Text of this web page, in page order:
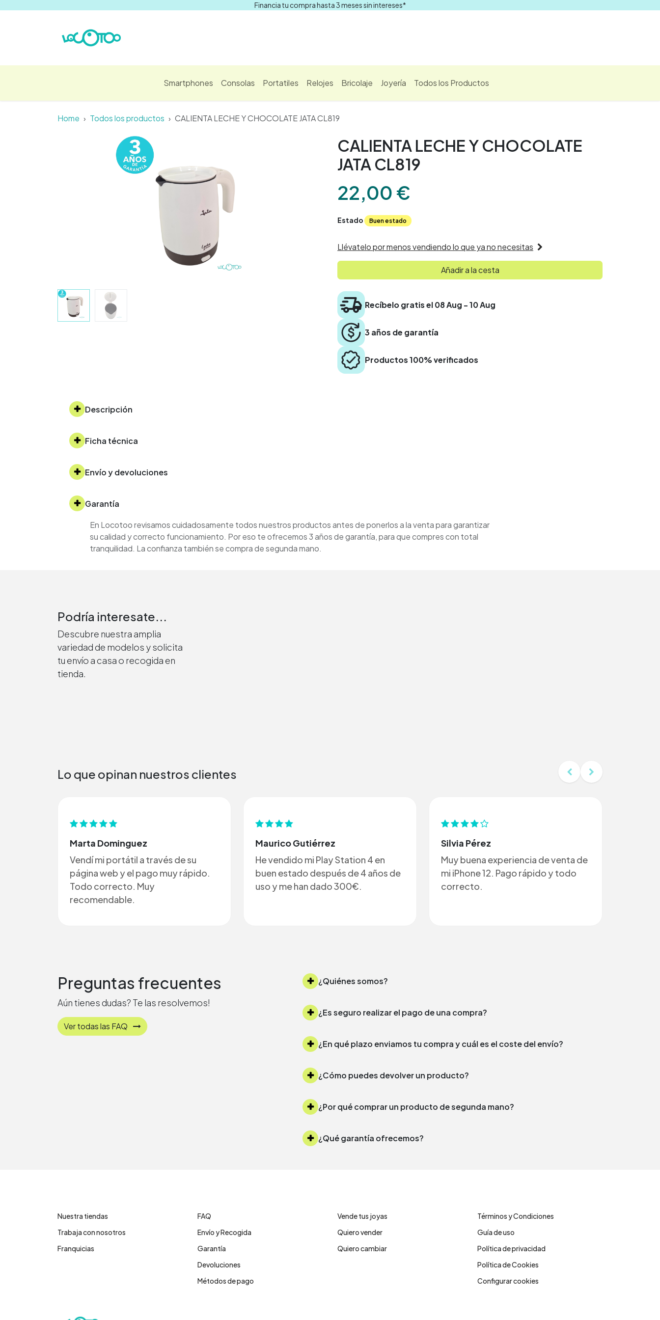
Financia tu compra hasta 3 meses sin intereses*
Smartphones Consolas Portatiles Relojes Bricolaje Joyería Todos los Productos
Home Todos los productos CALIENTA LECHE Y CHOCOLATE JATA CL819
CALIENTA LECHE Y CHOCOLATE
JATA CL819
22,00 €
Estado Buen estado
Llévatelo por menos vendiendo lo que ya no necesitas
Añadir a la cesta
Recíbelo gratis el 08 Aug - 10 Aug
3 años de garantía
Productos 100% verificados
Descripción
Ficha técnica
Envío y devoluciones
Garantía
En Locotoo revisamos cuidadosamente todos nuestros productos antes de ponerlos a la venta para garantizar
su calidad y correcto funcionamiento. Por eso te ofrecemos 3 años de garantía, para que compres con total
tranquilidad. La confianza también se compra de segunda mano.
Podría interesate...
Descubre nuestra amplia
variedad de modelos y solicita
tu envío a casa o recogida en
tienda.
Lo que opinan nuestros clientes
Marta Dominguez
Vendí mi portátil a través de su
página web y el pago muy rápido.
Todo correcto. Muy
recomendable.
Maurico Gutiérrez
He vendido mi Play Station 4 en
buen estado después de 4 años de
uso y me han dado 300€.
Silvia Pérez
Muy buena experiencia de venta de
mi iPhone 12. Pago rápido y todo
correcto.
Preguntas frecuentes
Aún tienes dudas? Te las resolvemos!
Ver todas las FAQ
¿Quiénes somos?
¿Es seguro realizar el pago de una compra?
¿En qué plazo enviamos tu compra y cuál es el coste del envío?
¿Cómo puedes devolver un producto?
¿Por qué comprar un producto de segunda mano?
¿Qué garantía ofrecemos?
Nuestra tiendas
Trabaja con nosotros
Franquicias
FAQ
Envío y Recogida
Garantía
Devoluciones
Métodos de pago
Vende tus joyas
Quiero vender
Quiero cambiar
Términos y Condiciones
Guía de uso
Política de privacidad
Política de Cookies
Configurar cookies